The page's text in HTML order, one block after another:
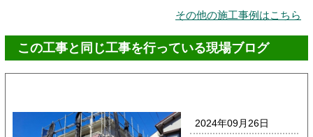
その他の施工事例はこちら
この工事と同じ工事を行っている現場ブログ
2024年09月26日